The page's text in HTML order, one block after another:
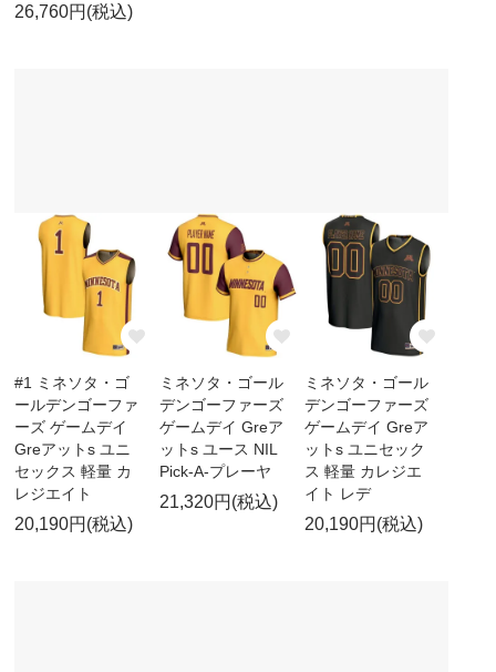
26,760円(税込)
#1 ミネソタ・ゴ
ールデンゴーファ
ーズ ゲームデイ
Greアットs ユニ
セックス 軽量 カ
レジエイト
20,190円(税込)
ミネソタ・ゴール
デンゴーファーズ
ゲームデイ Greア
ットs ユース NIL
Pick-A-プレーヤ
21,320円(税込)
ミネソタ・ゴール
デンゴーファーズ
ゲームデイ Greア
ットs ユニセック
ス 軽量 カレジエ
イト レデ
20,190円(税込)